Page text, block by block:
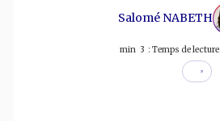
Salomé NABETH
Temps de lecture :
3
min